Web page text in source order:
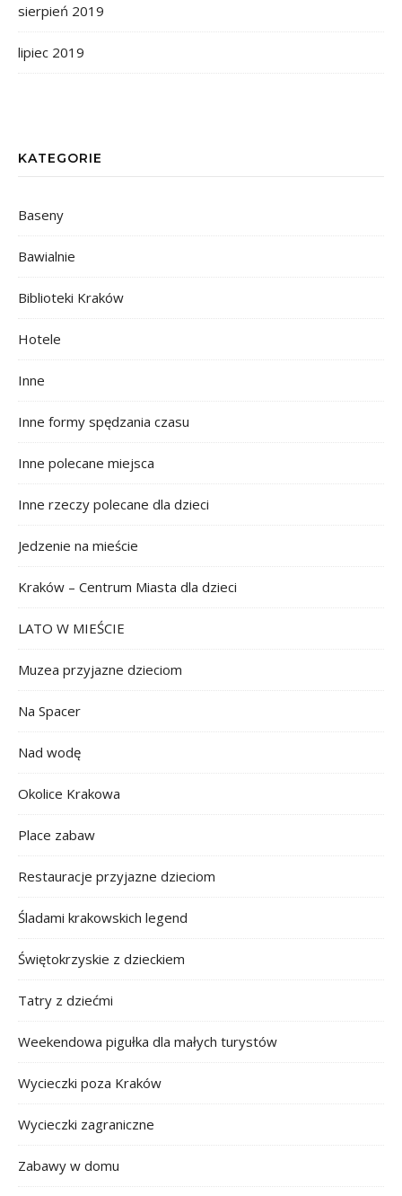
sierpień 2019
lipiec 2019
KATEGORIE
Baseny
Bawialnie
Biblioteki Kraków
Hotele
Inne
Inne formy spędzania czasu
Inne polecane miejsca
Inne rzeczy polecane dla dzieci
Jedzenie na mieście
Kraków – Centrum Miasta dla dzieci
LATO W MIEŚCIE
Muzea przyjazne dzieciom
Na Spacer
Nad wodę
Okolice Krakowa
Place zabaw
Restauracje przyjazne dzieciom
Śladami krakowskich legend
Świętokrzyskie z dzieckiem
Tatry z dziećmi
Weekendowa pigułka dla małych turystów
Wycieczki poza Kraków
Wycieczki zagraniczne
Zabawy w domu